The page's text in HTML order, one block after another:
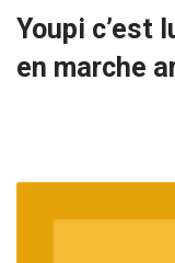
Youpi c’est
en marche